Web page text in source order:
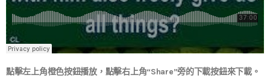
點擊左上角橙色按鈕播放，點擊右上角“Share”旁的下載按鈕來下載。